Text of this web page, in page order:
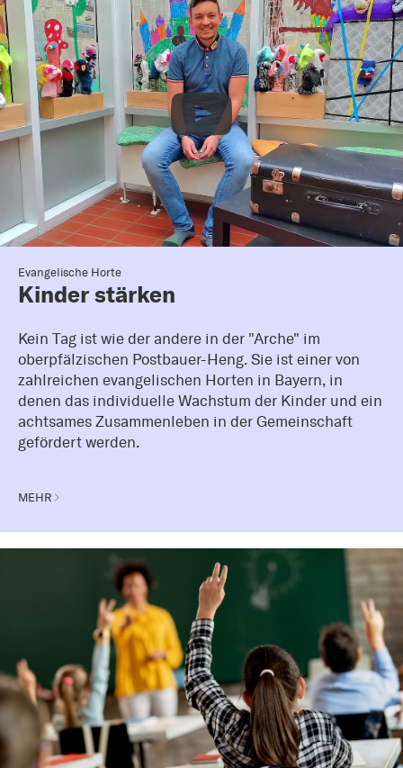
Evangelische Horte
Kinder stärken
Kein Tag ist wie der andere in der "Arche" im
oberpfälzischen Postbauer-Heng. Sie ist einer von
zahlreichen evangelischen Horten in Bayern, in
denen das individuelle Wachstum der Kinder und ein
achtsames Zusammenleben in der Gemeinschaft
gefördert werden.
MEHR